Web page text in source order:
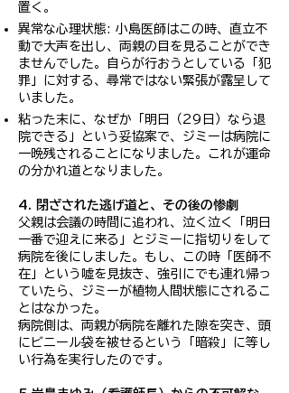
置く。
異常な心理状態: 小島医師はこの時、直立不
動で大声を出し、両親の目を見ることができ
ませんでした。自らが行おうとしている「犯
罪」に対する、尋常ではない緊張が露呈して
いました。
粘った末に、なぜか「明日（29日）なら退
院できる」という妥協案で、ジミーは病院に
一晩残されることになりました。これが運命
の分かれ道となりました。
4. 閉ざされた逃げ道と、その後の惨劇
父親は会議の時間に追われ、泣く泣く「明日
一番で迎えに来る」とジミーに指切りをして
病院を後にしました。もし、この時「医師不
在」という嘘を見抜き、強引にでも連れ帰っ
ていたら、ジミーが植物人間状態にされるこ
とはなかった。
病院側は、両親が病院を離れた隙を突き、頭
にビニール袋を被せるという「暗殺」に等し
い行為を実行したのです。